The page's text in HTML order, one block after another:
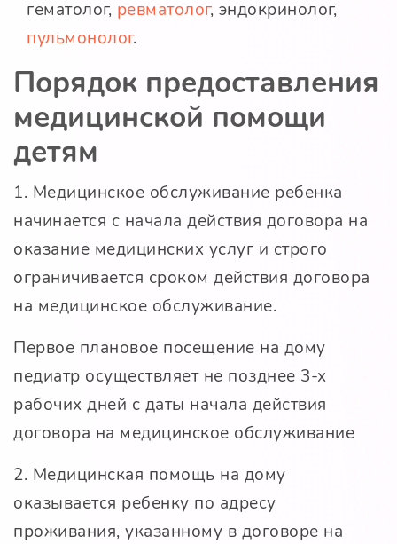
гематолог, ревматолог, эндокринолог,
пульмонолог.
Порядок предоставления
медицинской помощи
детям
1. Медицинское обслуживание ребенка
начинается с начала действия договора на
оказание медицинских услуг и строго
ограничивается сроком действия договора
на медицинское обслуживание.
Первое плановое посещение на дому
педиатр осуществляет не позднее 3-х
рабочих дней с даты начала действия
договора на медицинское обслуживание
2. Медицинская помощь на дому
оказывается ребенку по адресу
проживания, указанному в договоре на